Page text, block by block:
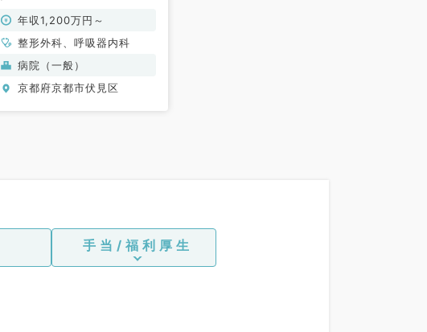
（呼吸器内科／常勤）
年収1,200万円～
整形外科、呼吸器内科
病院（一般）
京都府京都市伏見区
手当/福利厚生